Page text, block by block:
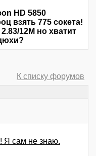
HD 5850
взять 775 сокета!
12M но хватит
К списку форумов
Я сам не знаю.